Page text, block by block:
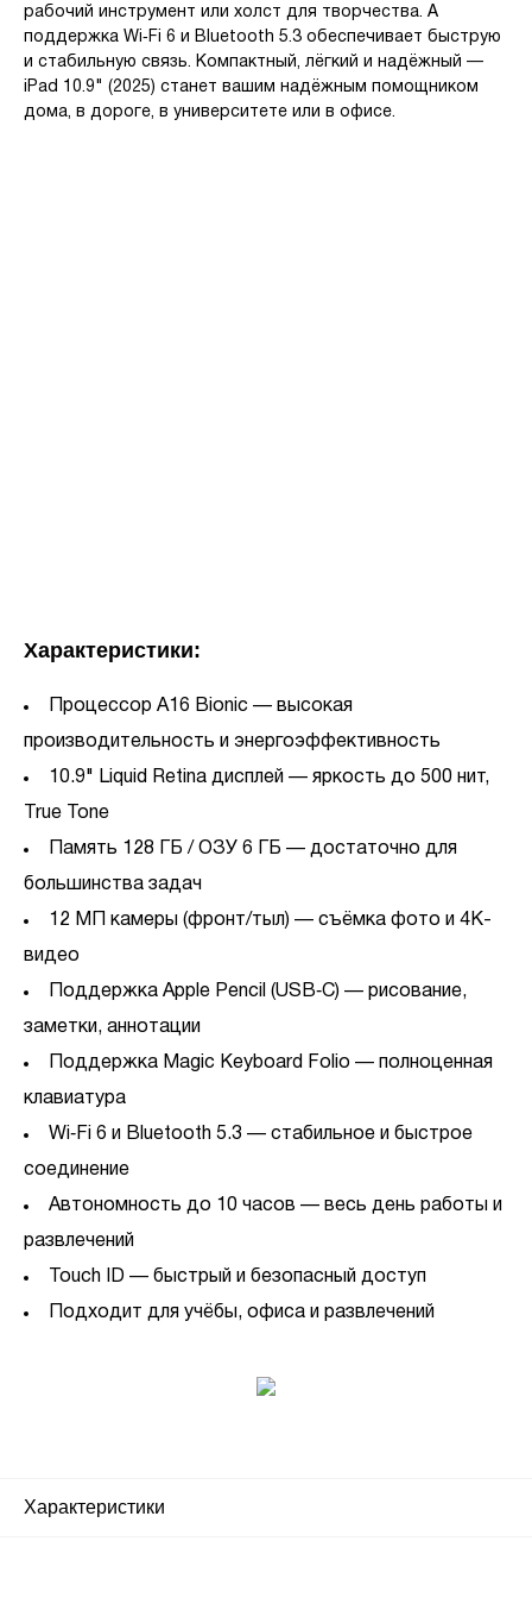
рабочий инструмент или холст для творчества. А
поддержка Wi‑Fi 6 и Bluetooth 5.3 обеспечивает быструю
и стабильную связь. Компактный, лёгкий и надёжный —
iPad 10.9" (2025) станет вашим надёжным помощником
дома, в дороге, в университете или в офисе.
Характеристики:
Процессор A16 Bionic — высокая
производительность и энергоэффективность
10.9" Liquid Retina дисплей — яркость до 500 нит,
True Tone
Память 128 ГБ / ОЗУ 6 ГБ — достаточно для
большинства задач
12 МП камеры (фронт/тыл) — съёмка фото и 4K-
видео
Поддержка Apple Pencil (USB‑C) — рисование,
заметки, аннотации
Поддержка Magic Keyboard Folio — полноценная
клавиатура
Wi‑Fi 6 и Bluetooth 5.3 — стабильное и быстрое
соединение
Автономность до 10 часов — весь день работы и
развлечений
Touch ID — быстрый и безопасный доступ
Подходит для учёбы, офиса и развлечений
Характеристики